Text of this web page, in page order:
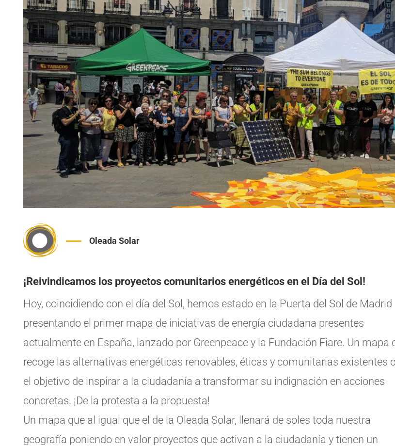
Oleada Solar
¡Reivindicamos los proyectos comunitarios energéticos en el Día del Sol!
Hoy, coincidiendo con el día del Sol, hemos estado en la Puerta del Sol de Madrid
presentando el primer mapa de iniciativas de energía ciudadana presentes
actualmente en España, lanzado por Greenpeace y la Fundación Fiare. Un mapa
recoge las alternativas energéticas renovables, éticas y comunitarias existentes
el objetivo de inspirar a la ciudadanía a transformar su indignación en acciones
concretas. ¡De la protesta a la propuesta!
Un mapa que al igual que el de la Oleada Solar, llenará de soles toda nuestra
geografía poniendo en valor proyectos que activan a la ciudadanía y tienen un